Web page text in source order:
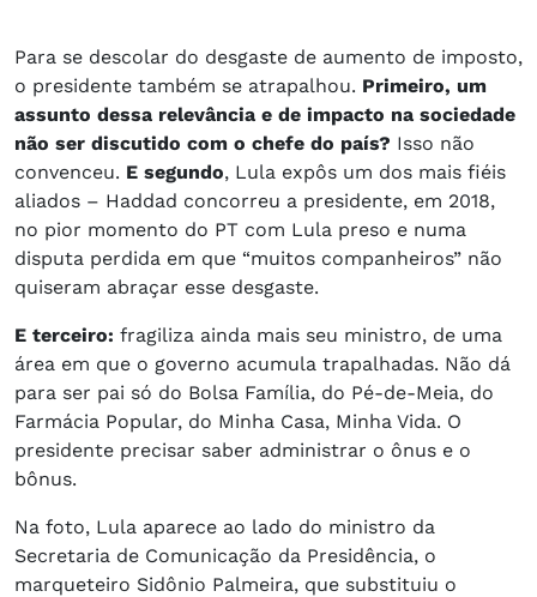
Para se descolar do desgaste de aumento de imposto,
o presidente também se atrapalhou. Primeiro, um
assunto dessa relevância e de impacto na sociedade
não ser discutido com o chefe do país? Isso não
convenceu. E segundo, Lula expôs um dos mais fiéis
aliados – Haddad concorreu a presidente, em 2018,
no pior momento do PT com Lula preso e numa
disputa perdida em que “muitos companheiros” não
quiseram abraçar esse desgaste.
E terceiro: fragiliza ainda mais seu ministro, de uma
área em que o governo acumula trapalhadas. Não dá
para ser pai só do Bolsa Família, do Pé-de-Meia, do
Farmácia Popular, do Minha Casa, Minha Vida. O
presidente precisar saber administrar o ônus e o
bônus.
Na foto, Lula aparece ao lado do ministro da
Secretaria de Comunicação da Presidência, o
marqueteiro Sidônio Palmeira, que substituiu o